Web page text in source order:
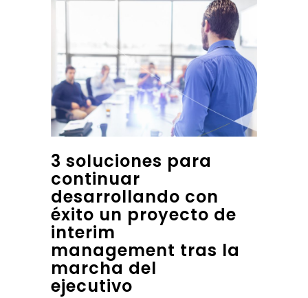
3 soluciones para
continuar
desarrollando con
éxito un proyecto de
interim
management tras la
marcha del
ejecutivo